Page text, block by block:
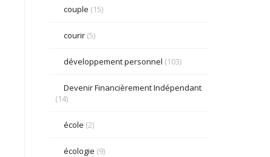
couple (15)
courir(5)
développement personnel (103)
Devenir Financièrement Indépendant
(14)
école (2)
écologie (9)